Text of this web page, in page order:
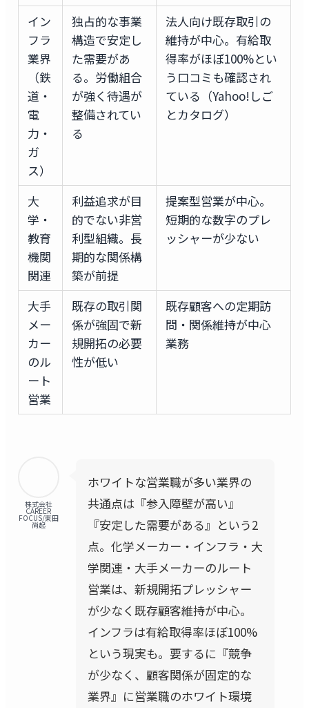
イン
フラ
業界
（鉄
道・
電
力・
ガ
ス）
独占的な事業
構造で安定し
た需要があ
る。労働組合
が強く待遇が
整備されてい
る
法人向け既存取引の
維持が中心。有給取
得率がほぼ100%とい
う口コミも確認され
ている（Yahoo!しご
とカタログ）
大
学・
教育
機関
関連
利益追求が目
的でない非営
利型組織。長
期的な関係構
築が前提
提案型営業が中心。
短期的な数字のプレ
ッシャーが少ない
大手
メー
カー
のル
ート
営業
既存の取引関
係が強固で新
規開拓の必要
性が低い
既存顧客への定期訪
問・関係維持が中心
業務
株式会社
CAREER
FOCUS/東田
尚起
ホワイトな営業職が多い業界の
共通点は『参入障壁が高い』
『安定した需要がある』という2
点。化学メーカー・インフラ・大
学関連・大手メーカーのルート
営業は、新規開拓プレッシャー
が少なく既存顧客維持が中心。
インフラは有給取得率ほぼ100%
という現実も。要するに『競争
が少なく、顧客関係が固定的な
業界』に営業職のホワイト環境